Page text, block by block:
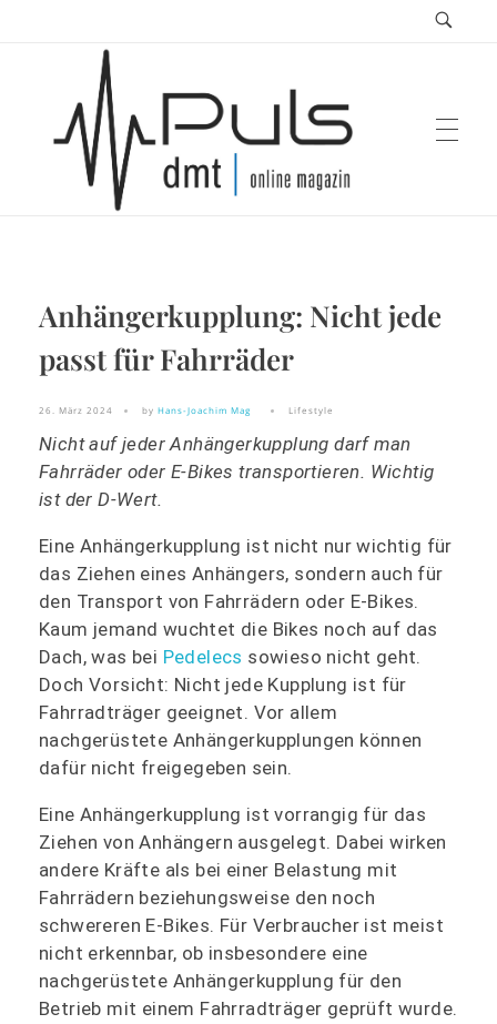
Puls Magazin
Zukunft der Mobilität
Anhängerkupplung: Nicht jede
passt für Fahrräder
26. März 2024 by Hans-Joachim Mag Lifestyle
Nicht auf jeder Anhängerkupplung darf man
Fahrräder oder E-Bikes transportieren. Wichtig
ist der D-Wert.
Eine Anhängerkupplung ist nicht nur wichtig für
das Ziehen eines Anhängers, sondern auch für
den Transport von Fahrrädern oder E-Bikes.
Kaum jemand wuchtet die Bikes noch auf das
Dach, was bei Pedelecs sowieso nicht geht.
Doch Vorsicht: Nicht jede Kupplung ist für
Fahrradträger geeignet. Vor allem
nachgerüstete Anhängerkupplungen können
dafür nicht freigegeben sein.
Eine Anhängerkupplung ist vorrangig für das
Ziehen von Anhängern ausgelegt. Dabei wirken
andere Kräfte als bei einer Belastung mit
Fahrrädern beziehungsweise den noch
schwereren E-Bikes. Für Verbraucher ist meist
nicht erkennbar, ob insbesondere eine
nachgerüstete Anhängerkupplung für den
Betrieb mit einem Fahrradträger geprüft wurde.